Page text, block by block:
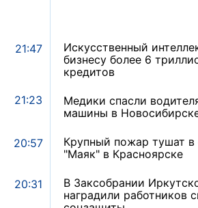
21:47
Искусственный
бизнесу более 6
кредитов
21:23
Медики спасли
машины в
20:57
Крупный пожар тушат в
"Маяк" в Красноярске
20:31
В Заксобрании
наградили работников